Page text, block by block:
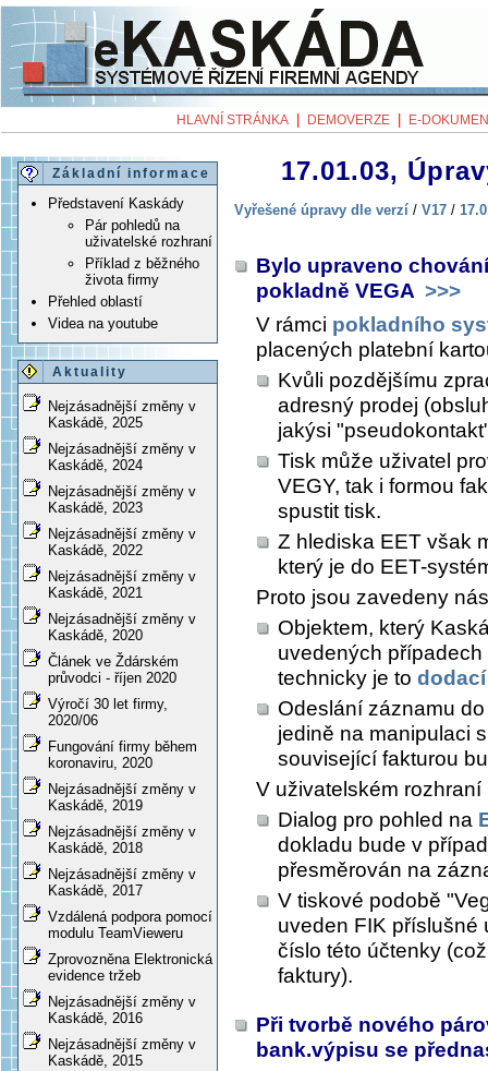
HLAVNÍ STRÁNKA DEMOVERZE E-
Základní informace
Představení Kaskády
Pár pohledů na
uživatelské rozhraní
Příklad z běžného
života firmy
Přehled oblastí
Videa na youtube
Aktuality
Nejzásadnější změny v
Kaskádě, 2025
Nejzásadnější změny v
Kaskádě, 2024
Nejzásadnější změny v
Kaskádě, 2023
Nejzásadnější změny v
Kaskádě, 2022
Nejzásadnější změny v
Kaskádě, 2021
Nejzásadnější změny v
Kaskádě, 2020
Článek ve Ždárském
průvodci - říjen 2020
Výročí 30 let firmy,
2020/06
Fungování firmy během
koronaviru, 2020
Nejzásadnější změny v
Kaskádě, 2019
Nejzásadnější změny v
Kaskádě, 2018
Nejzásadnější změny v
Kaskádě, 2017
Vzdálená podpora pomocí
modulu TeamVieweru
Zprovozněna Elektronická
evidence tržeb
Nejzásadnější změny v
Kaskádě, 2016
Nejzásadnější změny v
Kaskádě, 2015
17.01.03,
Vyřešené úpravy dle verzí / V17 /
Bylo upraveno
pokladně VEGA >>>
V rámci pokladního
placených platební
Kvůli pozdějšímu
adresný prodej
jakýsi
Tisk může uživatel
VEGY, tak i formou
spustit tisk.
Z hlediska EET však
který je do EET-
Proto jsou zavedeny
Objektem, který
uvedených
technicky je to
Odeslání záznamu
jedině na manipulaci
související fakturou
V uživatelském
Dialog pro pohled na
dokladu bude v
přesměrován na
V tiskové podobě
uveden FIK příslušné
číslo této účtenky
faktury).
Při tvorbě nového
bank.výpisu se